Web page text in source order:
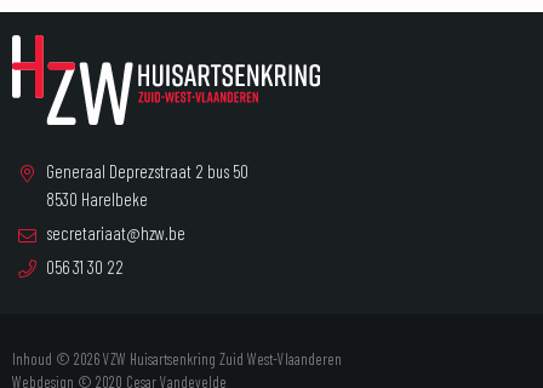
Generaal Deprezstraat 2 bus 50
8530 Harelbeke
secretariaat@hzw.be
056 31 30 22
Inhoud © 2026 VZW Huisartsenkring Zuid West-Vlaanderen
Webdesign © 2020 Cesar Vandevelde